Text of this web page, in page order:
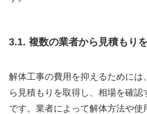
3.1. 複数の業者から見積もり
解体工事の費用を抑えるためには
ら見積もりを取得し、相場を確認
です。業者によって解体方法や使